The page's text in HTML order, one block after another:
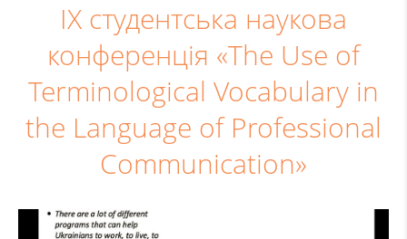
IX студентська наукова
конференція «The Use of
Terminological Vocabulary in
the Language of Professional
Communication»